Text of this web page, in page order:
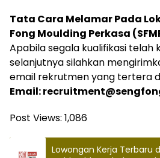
Tata Cara Melamar Pada
Fong Moulding Perkasa
Apabila segala kualifikasi telah
selanjutnya silahkan
email rekrutmen yang tertera
Email:
Post Views: 1,086
Lowongan Kerja Terbaru